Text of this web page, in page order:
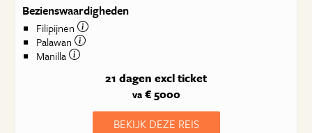
Bezienswaardigheden
Filipijnen
Palawan
Manilla
21 dagen excl ticket
va€ 5000
BEKIJK DEZE REIS